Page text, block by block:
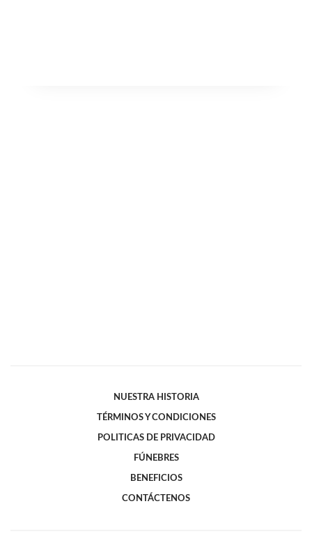
NUESTRA HISTORIA
TÉRMINOS Y CONDICIONES
POLITICAS DE PRIVACIDAD
FÚNEBRES
BENEFICIOS
CONTÁCTENOS